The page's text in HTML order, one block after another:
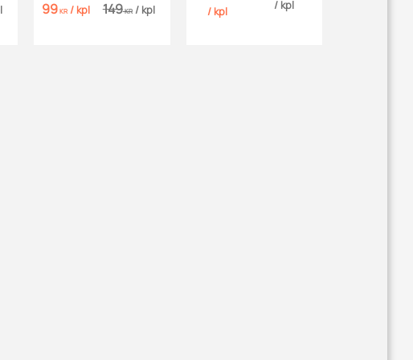
99KR / kpl 149KR / kpl / kpl / kpl